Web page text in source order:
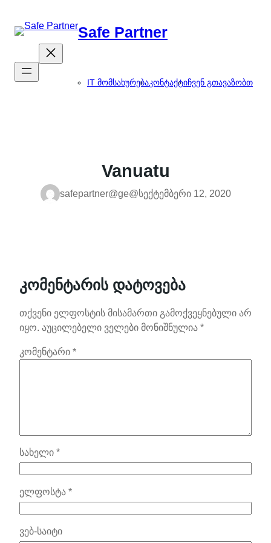
გადასვლა
Safe Partner
IT მომსახურებაკონტაქტიჩვენ გთავაზობთ
Vanuatu
safepartner@ge@სექტემბერი 12, 2020
კომენტარის დატოვება
თქვენი ელფოსტის მისამართი გამოქვეყნებული არ
იყო. აუცილებელი ველები მონიშნულია *
კომენტარი *
სახელი *
ელფოსტა *
ვებ-საიტი